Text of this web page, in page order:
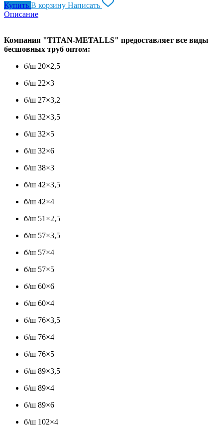
Купить В корзину Написать
Описание
Компания "TITAN-METALLS" предоставляет все виды
бесшовных труб оптом:
б/ш 20×2,5
б/ш 22×3
б/ш 27×3,2
б/ш 32×3,5
б/ш 32×5
б/ш 32×6
б/ш 38×3
б/ш 42×3,5
б/ш 42×4
б/ш 51×2,5
б/ш 57×3,5
б/ш 57×4
б/ш 57×5
б/ш 60×6
б/ш 60×4
б/ш 76×3,5
б/ш 76×4
б/ш 76×5
б/ш 89×3,5
б/ш 89×4
б/ш 89×6
б/ш 102×4